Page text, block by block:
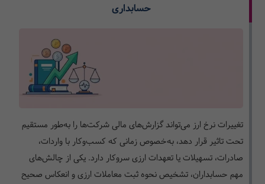
حسابداری
تغییرات نرخ ارز می‌تواند گزارش‌های مالی شرکت‌ها را به‌طور مستقیم
تحت تاثیر قرار دهد، به‌خصوص زمانی که کسب‌وکار با واردات،
صادرات، تسهیلات یا تعهدات ارزی سروکار دارد. یکی از چالش‌های
مهم حسابداران، تشخیص نحوه ثبت معاملات ارزی و انعکاس صحیح